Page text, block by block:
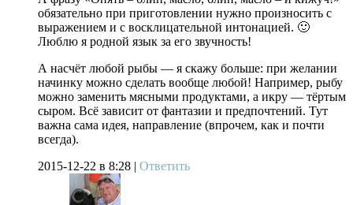
обязательно при приготовлении нужно произносить с
выражением и с восклицательной интонацией. 🙂
Люблю я родной язык за его звучность!
А насчёт любой рыбы — я скажу больше: при желании
начинку можно сделать вообще любой! Например, рыбу
можно заменить мясными продуктами, а икру — тёртым
сыром. Всё зависит от фантазии и предпочтений. Тут
важна сама идея, направление (впрочем, как и почти
всегда).
2015-12-22 в 8:28 | Ответить